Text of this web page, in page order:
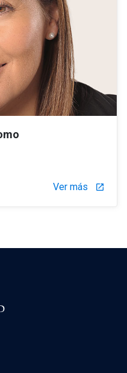
Ver más launch